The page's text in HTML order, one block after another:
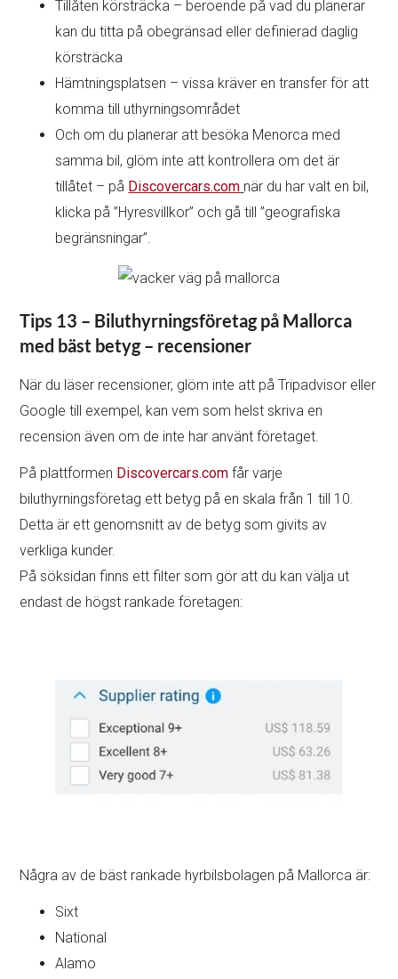
Tillåten körsträcka – beroende på vad du planerar
kan du titta på obegränsad eller definierad daglig
körsträcka
Hämtningsplatsen – vissa kräver en transfer för att
komma till uthyrningsområdet
Och om du planerar att besöka Menorca med
samma bil, glöm inte att kontrollera om det är
tillåtet – på Discovercars.com när du har valt en bil,
klicka på ”Hyresvillkor” och gå till ”geografiska
begränsningar”.
Tips 13 – Biluthyrningsföretag på Mallorca
med bäst betyg – recensioner
När du läser recensioner, glöm inte att på Tripadvisor eller
Google till exempel, kan vem som helst skriva en
recension även om de inte har använt företaget.
På plattformen Discovercars.com får varje
biluthyrningsföretag ett betyg på en skala från 1 till 10.
Detta är ett genomsnitt av de betyg som givits av
verkliga kunder.
På söksidan finns ett filter som gör att du kan välja ut
endast de högst rankade företagen:
Några av de bäst rankade hyrbilsbolagen på Mallorca är:
Sixt
National
Alamo